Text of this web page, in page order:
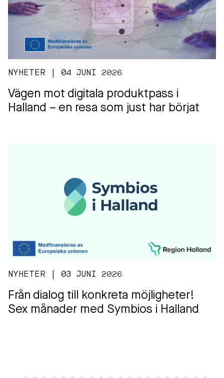
NYHETER | 04 JUNI 2026
Vägen mot digitala produktpass i
Halland – en resa som just har börjat
NYHETER | 03 JUNI 2026
Från dialog till konkreta möjligheter!
Sex månader med Symbios i Halland